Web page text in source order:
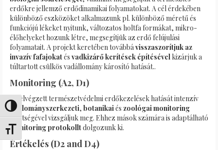
Переключить на высокую контрастность
Переключить на увеличенный шрифт
erdőkre jellemző erdődinamikai folyamatokat. A cél érdekében
különböző eszközöket alkalmazunk pl. különböző méretű és
funkciójú lékeket nyitunk, változatos holtfa formákat, mikro-
élőhelyeket hozunk létre, megsegítjük az erdő felújulási
folyamatait. A projekt keretében továbbávisszaszorítjuk az
invazív fafajokatés vadkizárő kerítések építésével kizárjuk a
túltartott csülkös vadállomány károsító hatását..
Monitoring (A2, D1)
Az elvégzett természetvédelmi erdőkezelések hatását intenzív
faállományszerkezeti, botanikaiés zoológai monitoring
segítségével vizsgáljuk meg. Ehhez mások számára is adaptálható
monitoring protokolltdolgozunk ki.
Értékelés (D2 and D4)